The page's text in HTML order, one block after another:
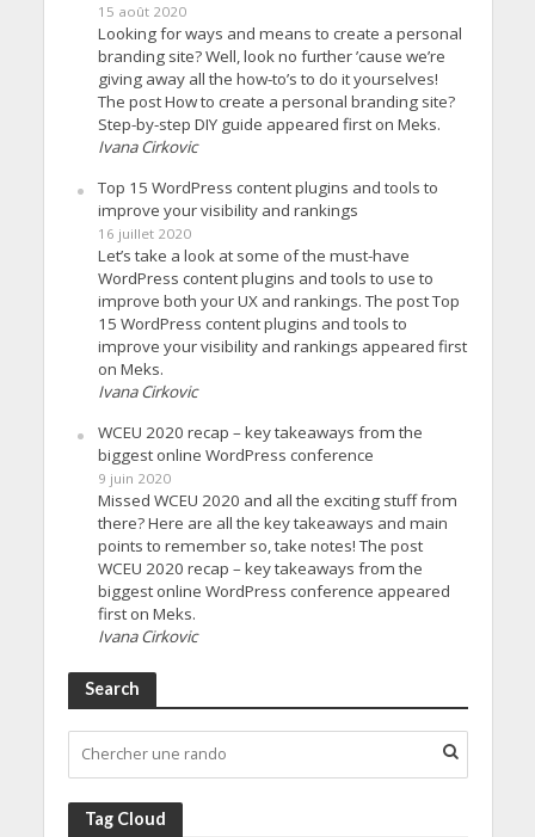
15 août 2020
Looking for ways and means to create a personal
branding site? Well, look no further ’cause we’re
giving away all the how-to’s to do it yourselves!
The post How to create a personal branding site?
Step-by-step DIY guide appeared first on Meks.
Ivana Cirkovic
Top 15 WordPress content plugins and tools to
improve your visibility and rankings
16 juillet 2020
Let’s take a look at some of the must-have
WordPress content plugins and tools to use to
improve both your UX and rankings. The post Top
15 WordPress content plugins and tools to
improve your visibility and rankings appeared first
on Meks.
Ivana Cirkovic
WCEU 2020 recap – key takeaways from the
biggest online WordPress conference
9 juin 2020
Missed WCEU 2020 and all the exciting stuff from
there? Here are all the key takeaways and main
points to remember so, take notes! The post
WCEU 2020 recap – key takeaways from the
biggest online WordPress conference appeared
first on Meks.
Ivana Cirkovic
Search
Tag Cloud